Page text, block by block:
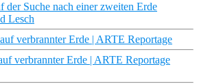
der Suche nach einer zweiten Erde
Lesch
verbrannter Erde | ARTE Reportage
verbrannter Erde | ARTE Reportage